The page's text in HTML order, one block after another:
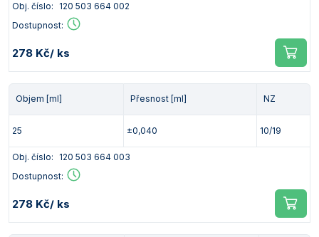
Obj. číslo:
120 503 664 002
Dostupnost:
278 Kč/ ks
Objem [ml] Přesnost [ml] NZ
25 ±0,040 10/19
Obj. číslo:
120 503 664 003
Dostupnost:
278 Kč/ ks